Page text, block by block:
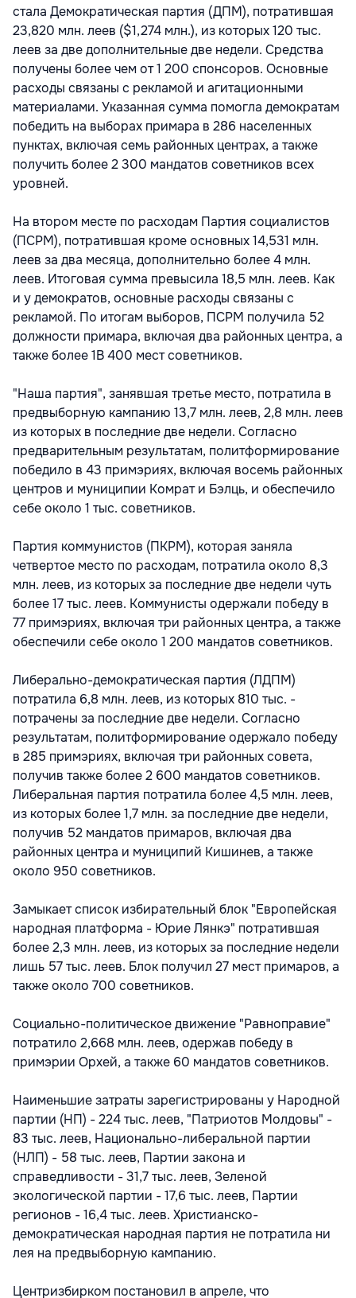
стала Демократическая партия (ДПМ), потратившая
23,820 млн. леев ($1,274 млн.), из которых 120 тыс.
леев за две дополнительные две недели. Средства
получены более чем от 1 200 спонсоров. Основные
расходы связаны с рекламой и агитационными
материалами. Указанная сумма помогла демократам
победить на выборах примара в 286 населенных
пунктах, включая семь районных центрах, а также
получить более 2 300 мандатов советников всех
уровней.
На втором месте по расходам Партия социалистов
(ПСРМ), потратившая кроме основных 14,531 млн.
леев за два месяца, дополнительно более 4 млн.
леев. Итоговая сумма превысила 18,5 млн. леев. Как
и у демократов, основные расходы связаны с
рекламой. По итогам выборов, ПСРМ получила 52
должности примара, включая два районных центра, а
также более 1В 400 мест советников.
"Наша партия", занявшая третье место, потратила в
предвыборную кампанию 13,7 млн. леев, 2,8 млн. леев
из которых в последние две недели. Согласно
предварительным результатам, политформирование
победило в 43 примэриях, включая восемь районных
центров и муниципии Комрат и Бэлць, и обеспечило
себе около 1 тыс. советников.
Партия коммунистов (ПКРМ), которая заняла
четвертое место по расходам, потратила около 8,3
млн. леев, из которых за последние две недели чуть
более 17 тыс. леев. Коммунисты одержали победу в
77 примэриях, включая три районных центра, а также
обеспечили себе около 1 200 мандатов советников.
Либерально-демократическая партия (ЛДПМ)
потратила 6,8 млн. леев, из которых 810 тыс. -
потрачены за последние две недели. Согласно
результатам, политформирование одержало победу
в 285 примэриях, включая три районных совета,
получив также более 2 600 мандатов советников.
Либеральная партия потратила более 4,5 млн. леев,
из которых более 1,7 млн. за последние две недели,
получив 52 мандатов примаров, включая два
районных центра и муниципий Кишинев, а также
около 950 советников.
Замыкает список избирательный блок "Европейская
народная платформа - Юрие Лянкэ" потратившая
более 2,3 млн. леев, из которых за последние недели
лишь 57 тыс. леев. Блок получил 27 мест примаров, а
также около 700 советников.
Социально-политическое движение "Равноправие"
потратило 2,668 млн. леев, одержав победу в
примэрии Орхей, а также 60 мандатов советников.
Наименьшие затраты зарегистрированы у Народной
партии (НП) - 224 тыс. леев, "Патриотов Молдовы" -
83 тыс. леев, Национально-либеральной партии
(НЛП) - 58 тыс. леев, Партии закона и
справедливости - 31,7 тыс. леев, Зеленой
экологической партии - 17,6 тыс. леев, Партии
регионов - 16,4 тыс. леев. Христианско-
демократическая народная партия не потратила ни
лея на предвыборную кампанию.
Центризбирком постановил в апреле, что